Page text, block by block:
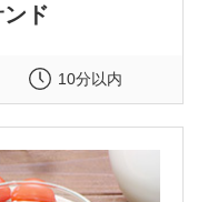
ド
10分以内